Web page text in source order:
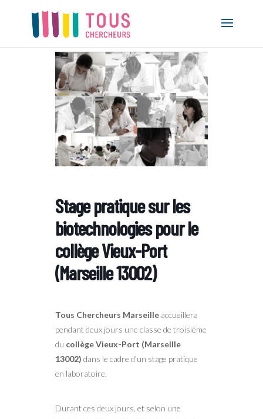
Stage pratique sur les
biotechnologies pour le
collège Vieux-Port
(Marseille 13002)
Tous Chercheurs Marseille accueillera
pendant deux jours une classe de troisième
du collège Vieux-Port (Marseille
13002) dans le cadre d’un stage pratique
en laboratoire.
Durant ces deux jours, et selon une